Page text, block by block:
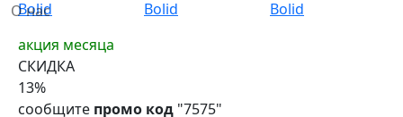
О нас
акция месяца
СКИДКА
13%
сообщите промо код "7575"